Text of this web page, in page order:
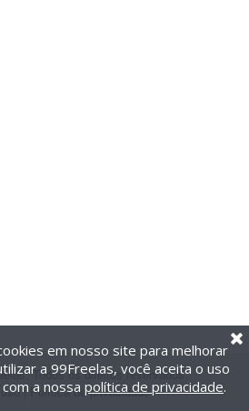
Todos os direitos reservados.
| Política de privacidade
em nosso site para melhorar
a 99Freelas, você aceita o uso
a nossa política de privacidade.